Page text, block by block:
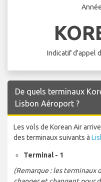
Indicatif d'appel
De quels terminaux
Lisbon Aéroport ?
Les vols de Korean Air
des terminaux suivants à
Terminal - 1
(Remarque : les terminaux